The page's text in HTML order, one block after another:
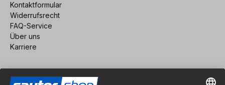
Kontaktformular
Widerrufsrecht
FAQ-Service
Über uns
Karriere